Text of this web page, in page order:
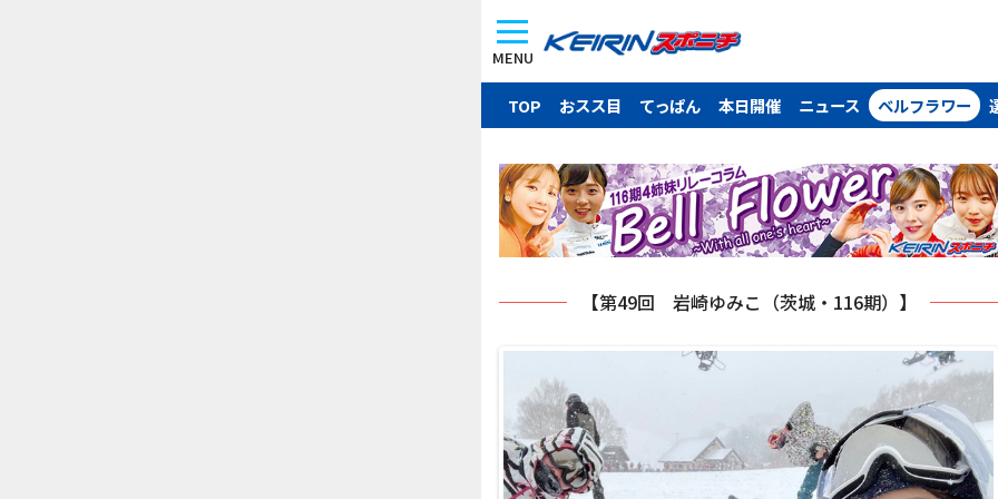
MENU
TOP おスス目 てっぱん 本日開催 ニュース ベルフラワー
【第49回 岩崎ゆみこ（茨城・116期）】